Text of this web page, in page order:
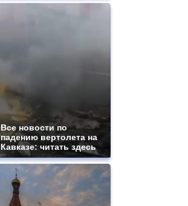
Все новости по
падению вертолета на
Кавказе: читать здесь